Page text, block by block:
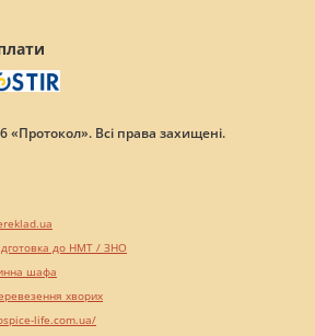
«Протокол». Всі права захищені.
до НМТ / ЗНО
шафа
хворих
life.com.ua/